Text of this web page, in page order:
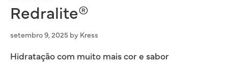
Redralite®
setembro 9, 2025 by Kress
Hidratação com muito mais cor e sabor